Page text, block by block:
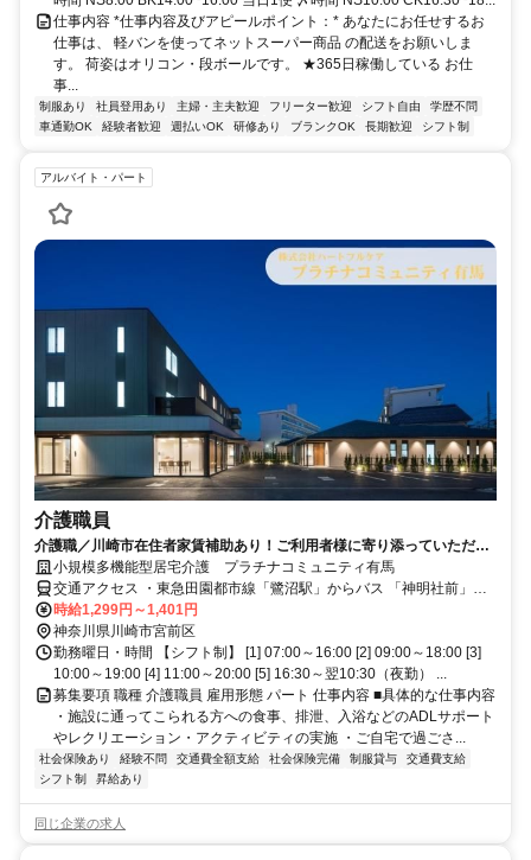
仕事内容 *仕事内容及びアピールポイント：* あなたにお任せするお
仕事は、 軽バンを使ってネットスーパー商品 の配送をお願いしま
す。 荷姿はオリコン・段ボールです。 ★365⽇稼働している お仕
事...
制服あり 社員登用あり 主婦・主夫歓迎 フリーター歓迎 シフト自由
学歴不問
車通勤OK
経験者歓迎 週払いOK 研修あり ブランクOK 長期歓迎 シフト制
アルバイト・パート
介護職員
介護職／川崎市在住者家賃補助あり！ご利用者様に寄り添っていただけ
る介護職員を募集中です！
小規模多機能型居宅介護 プラチナコミュニティ有馬
交通アクセス ・東急田園都市線「鷺沼駅」からバス 「神明社前」バ
ス停から徒歩3分 ・各線「センター北駅」からバス 「有馬変電所」バ
ス停から徒歩3分 ・横浜地下鉄グリーンライン「北山田駅」からバス
「有馬変電所」バス停から徒歩3分
時給1,299円～1,401円
神奈川県川崎市宮前区
勤務曜日・時間 【シフト制】 [1] 07:00～16:00 [2] 09:00～18:00 [3]
10:00～19:00 [4] 11:00～20:00 [5] 16:30～翌10:30（夜勤） ...
募集要項 職種 介護職員 雇用形態 パート 仕事内容 ■具体的な仕事内容
・施設に通ってこられる方への食事、排泄、入浴などのADLサポート
やレクリエーション・アクティビティの実施 ・ご自宅で過ごさ...
社会保険あり 経験不問 交通費全額支給 社会保険完備 制服貸与
交通費支給
シフト制
昇給あり
同じ企業の求人